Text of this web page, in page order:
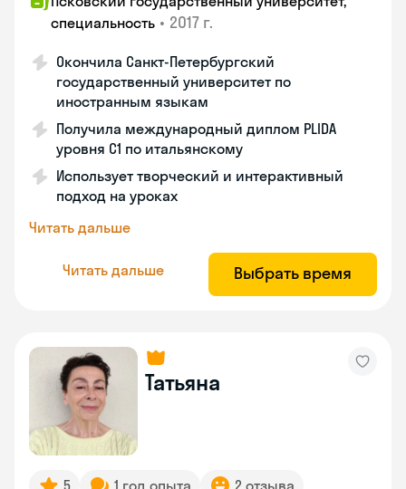
специальность • 2017 г.
Окончила Санкт-Петербургский
государственный университет по
иностранным языкам
Получила международный диплом PLIDA
уровня С1 по итальянскому
Использует творческий и интерактивный
подход на уроках
Читать дальше
Читать дальше Выбрать время
Татьяна
5 1 год опыта 2 отзыва